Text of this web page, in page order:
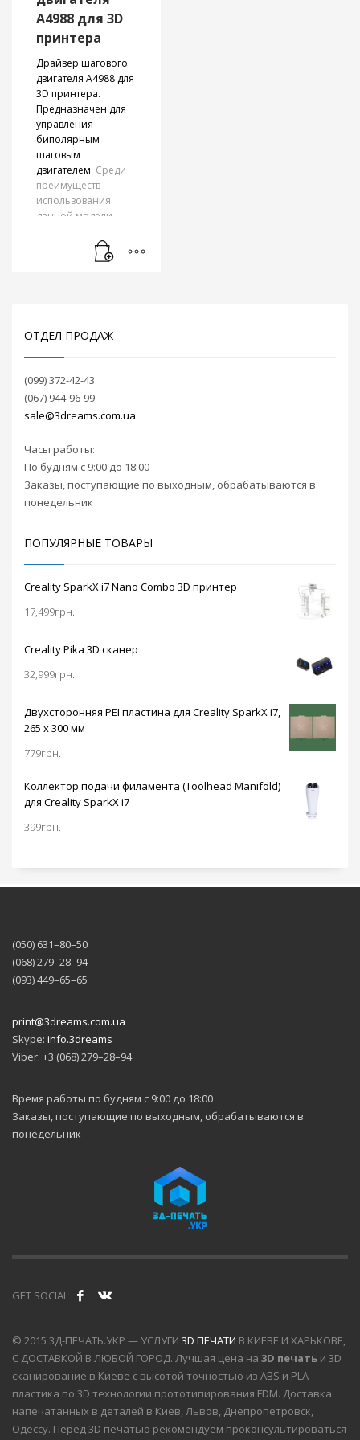
А4988 для 3D
принтера
Драйвер шагового
двигателя А4988 для
3D принтера.
Предназначен для
управления
биполярным
шаговым
двигателем. Среди
преимуществ
использования
данной модели —
перегрузки и
температур. Также
максимального
А4988 поставляется
сразу в комплекте с
радиатором
платыRAMPS 1.4
Прилагается
инструкция по
подключению.
ОТДЕЛ ПРОДАЖ
(099) 372-42-43
(067) 944-96-99
sale@3dreams.com.ua
Часы работы:
По будням с 9:00 до 18:00
Заказы, поступающие по выходным, обрабатываются в
понедельник
ПОПУЛЯРНЫЕ ТОВАРЫ
Creality SparkX i7 Nano Combo 3D принтер
17,499грн.
Creality Pika 3D сканер
32,999грн.
Двухсторонняя PEI пластина для Creality SparkX i7,
265 x 300 мм
779грн.
Коллектор подачи филамента (Toolhead Manifold)
для Creality SparkX i7
399грн.
(050) 631–80–50
(068) 279–28–94
(093) 449–65–65
print@3dreams.com.ua
Skype: info.3dreams
Viber: +3 (068) 279–28–94
Время работы по будням с 9:00 до 18:00
Заказы, поступающие по выходным, обрабатываются в
понедельник
GET SOCIAL
© 2015 3Д-ПЕЧАТЬ.УКР — УСЛУГИ 3D ПЕЧАТИ В КИЕВЕ И ХАРЬКОВЕ,
С ДОСТАВКОЙ В ЛЮБОЙ ГОРОД. Лучшая цена на 3D печать и 3D
сканирование в Киеве с высотой точностью из ABS и PLA
пластика по 3D технологии прототипирования FDM. Доставка
напечатанных в деталей в Киев, Львов, Днепропетровск,
Одессу. Перед 3D печатью рекомендуем проконсультироваться